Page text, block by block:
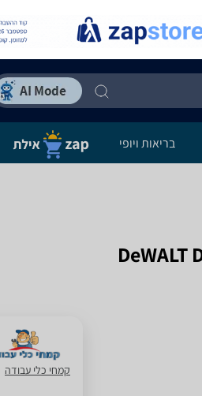
בריאות ויופי
קמחי כלי עבודה